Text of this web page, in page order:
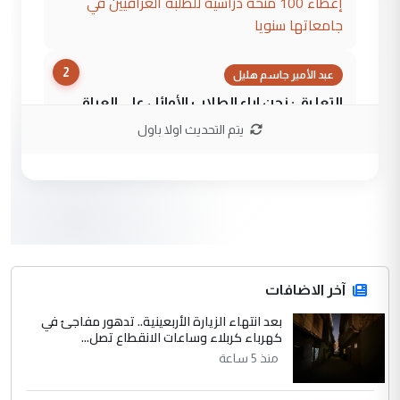
جامعاتها سنويا
2 عبد الأمير جاسم هليل
التعليق : نحن اباء الطلاب الأوائل على العراق
نتشرف بلقاء السيد احمد الصافي في العتبات
التعليق : قرار مستعجل جدا ولامصلحة فيه
للوزاره ولا للمواطن القرار الصائب يكون بعد
الاستماع للمدير ومغرفة ...
الموضوع :
وزير الصحة يعفي مدير مستشفى الكرخ
العام في بغداد
يتم التحديث اولا باول
آخر الاضافات
بعد انتهاء الزيارة الأربعينية.. تدهور مفاجئ في
كهرباء كربلاء وساعات الانقطاع تصل...
منذ 5 ساعة